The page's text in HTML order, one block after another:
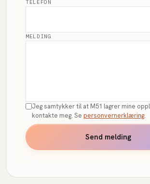
TELEFON
MELDING
Jeg samtykker til at M51 lagrer mine
kontakte meg. Se personvernerklæring.
Send melding